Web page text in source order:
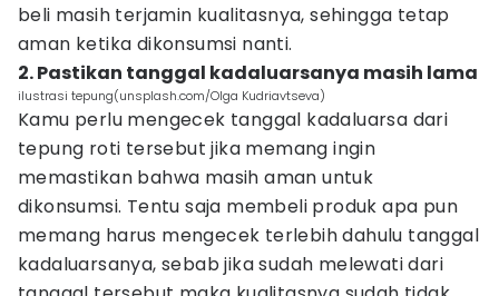
beli masih terjamin kualitasnya, sehingga tetap
aman ketika dikonsumsi nanti.
2. Pastikan tanggal kadaluarsanya masih lama
ilustrasi tepung(unsplash.com/Olga Kudriavtseva)
Kamu perlu mengecek tanggal kadaluarsa dari
tepung roti tersebut jika memang ingin
memastikan bahwa masih aman untuk
dikonsumsi. Tentu saja membeli produk apa pun
memang harus mengecek terlebih dahulu tanggal
kadaluarsanya, sebab jika sudah melewati dari